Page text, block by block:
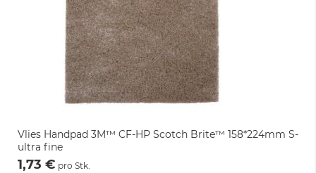
Vlies Handpad 3M™ CF-HP Scotch Brite™ 158*224mm S-
ultra fine
1,73 € pro Stk.